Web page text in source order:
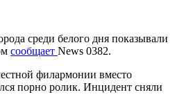
среди белого дня показывали
сообщает News 0382.
филармонии вместо
порно ролик. Инцидент сняли